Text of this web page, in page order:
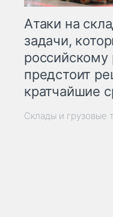
Атаки на
задачи,
российскому
предстоит
кратчайшие
Склады и грузовые